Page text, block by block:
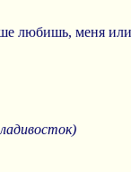
любишь, меня